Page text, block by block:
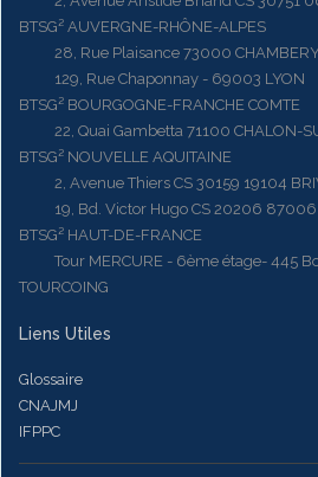
BTSG² AUVERGNE-RHÔNE-ALPES
28, Rue Plaisance 73000
129, Rue Chaponnay - 69003 LYON
BTSG² BOURGOGNE-FRANCHE COMTE
22, Quai Gambetta 71100 CHALON-
BTSG² NOUVELLE AQUITAINE
2, Avenue Thiers CS 30159 19104
19, Bd. Victor Hugo CS 20206 87006
BTSG² HAUT-DE-FRANCE
Tour MERCURE - 6ème étage- 445
TOURCOING
Liens Utiles
Glossaire
CNAJMJ
IFPPC